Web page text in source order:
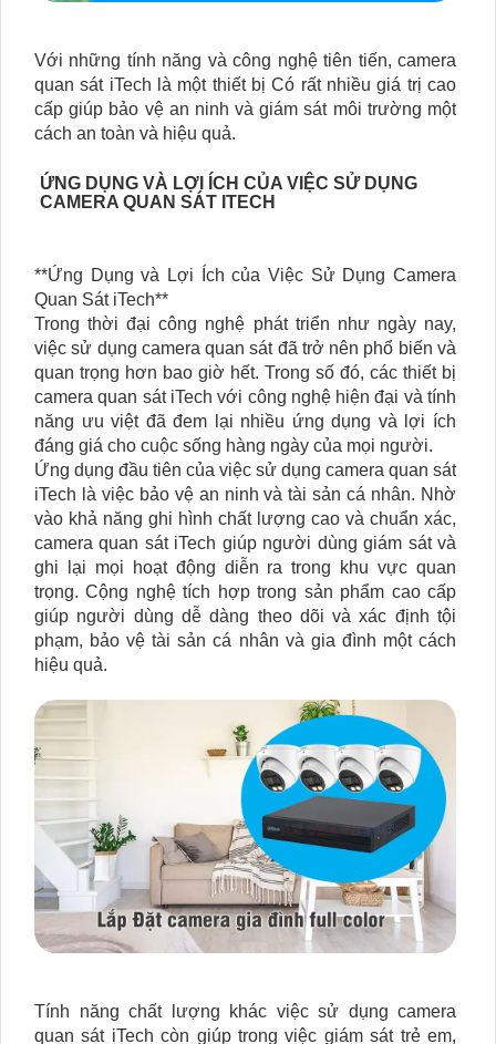
Với những tính năng và công nghệ tiên tiến, camera
quan sát iTech là một thiết bị Có rất nhiều giá trị cao
cấp giúp bảo vệ an ninh và giám sát môi trường một
cách an toàn và hiệu quả.
ỨNG DỤNG VÀ LỢI ÍCH CỦA VIỆC SỬ DỤNG
CAMERA QUAN SÁT ITECH
**Ứng Dụng và Lợi Ích của Việc Sử Dụng Camera
Quan Sát iTech**
Trong thời đại công nghệ phát triển như ngày nay,
việc sử dụng camera quan sát đã trở nên phổ biến và
quan trọng hơn bao giờ hết. Trong số đó, các thiết bị
camera quan sát iTech với công nghệ hiện đại và tính
năng ưu việt đã đem lại nhiều ứng dụng và lợi ích
đáng giá cho cuộc sống hàng ngày của mọi người.
Ứng dụng đầu tiên của việc sử dụng camera quan sát
iTech là việc bảo vệ an ninh và tài sản cá nhân. Nhờ
vào khả năng ghi hình chất lượng cao và chuẩn xác,
camera quan sát iTech giúp người dùng giám sát và
ghi lại mọi hoạt động diễn ra trong khu vực quan
trọng. Cộng nghệ tích hợp trong sản phẩm cao cấp
giúp người dùng dễ dàng theo dõi và xác định tội
phạm, bảo vệ tài sản cá nhân và gia đình một cách
hiệu quả.
Tính năng chất lượng khác việc sử dụng camera
quan sát iTech còn giúp trong việc giám sát trẻ em,